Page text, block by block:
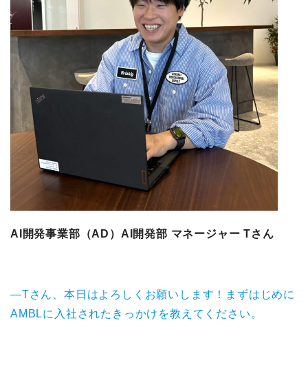
AI開発事業部（AD）AI開発部 マネージャー Tさん
—Tさん、本日はよろしくお願いします！まずはじめに
AMBLに入社されたきっかけを教えてください。